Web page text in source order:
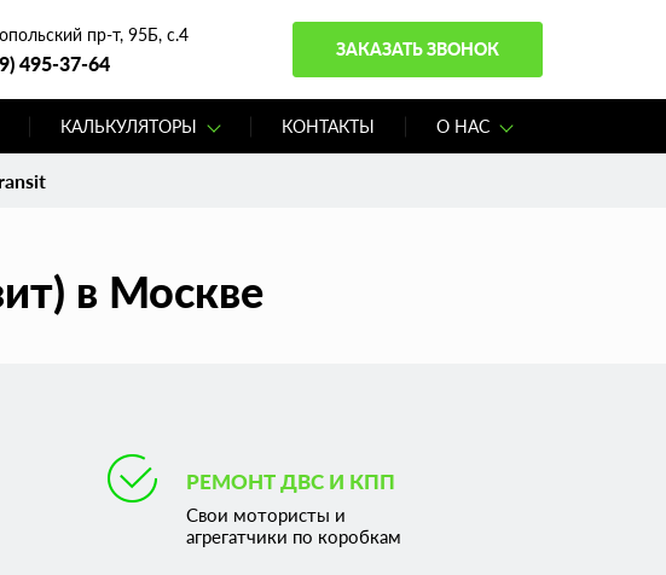
пр-т, 95Б, с.4
495-37-64
ЗАКАЗАТЬ ЗВОНОК
КАЛЬКУЛЯТОРЫ КОНТАКТЫ О НАС
в Москве
РЕМОНТ ДВС И КПП
Свои мотористы и
агрегатчики по коробкам